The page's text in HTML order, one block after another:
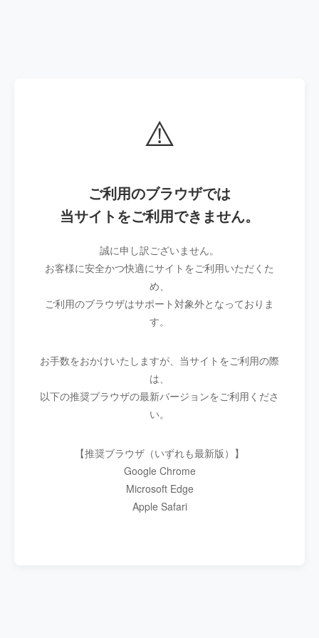
⚠️
ご利用のブラウザでは
当サイトをご利用できません。
誠に申し訳ございません。
お客様に安全かつ快適にサイトをご利用いただくた
め、
ご利用のブラウザはサポート対象外となっておりま
す。
お手数をおかけいたしますが、当サイトをご利用の際
は、
以下の推奨ブラウザの最新バージョンをご利用くださ
い。
【推奨ブラウザ（いずれも最新版）】
Google Chrome
Microsoft Edge
Apple Safari